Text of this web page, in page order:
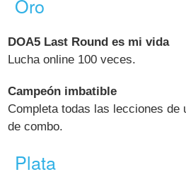
Oro
DOA5 Last Round es mi vida
Lucha online 100 veces.
Campeón imbatible
Completa todas las lecciones de
de combo.
Plata